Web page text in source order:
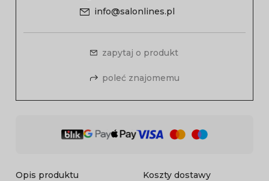
info@salonlines.pl
zapytaj o produkt
poleć znajomemu
Opis produktu Koszty dostawy